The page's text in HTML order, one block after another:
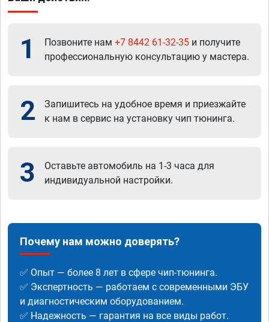
1 Позвоните нам +7 8442 61-32-35 и получите
профессиональную консультацию у мастера.
2
Запишитесь на удобное время и приезжайте
к нам в сервис на установку чип тюнинга.
3
Оставьте автомобиль на 1-3 часа для
индивидуальной настройки.
Почему нам можно доверять?
✅ Опыт — более 8 лет в сфере чип-тюнинга.
✅ Экспертность — работаем с современными ЭБУ
и диагностическим оборудованием.
✅ Надежность — гарантия на все виды работ.